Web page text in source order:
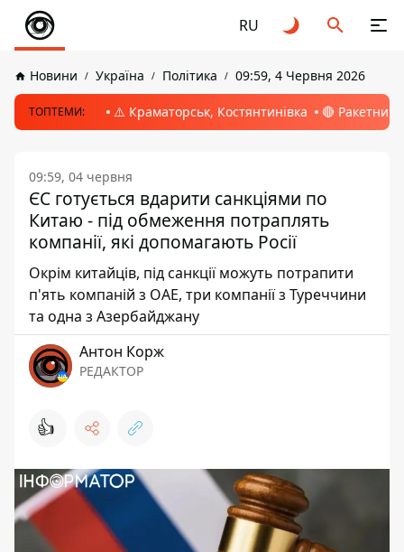
RU
Новини Україна Політика 09:59, 4 Червня 2026
ТОПТЕМИ: ⚠️ Краматорськ, Костянтинівка 🔴 Ракетний
09:59, 04 червня
ЄС готується вдарити санкціями по
Китаю - під обмеження потраплять
компанії, які допомагають Росії
Окрім китайців, під санкції можуть потрапити
п'ять компаній з ОАЕ, три компанії з Туреччини
та одна з Азербайджану
Антон Корж
РЕДАКТОР
👍